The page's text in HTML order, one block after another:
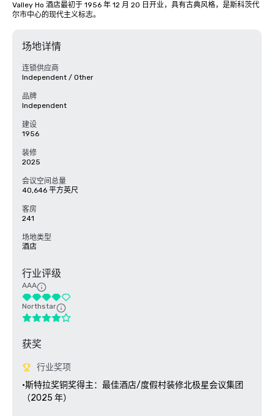
Valley Ho 酒店最初于 1956 年 12 月 20 日开业，具有古典风格，是斯科茨代
尔市中心的现代主义标志。
场地详情
连锁供应商
Independent / Other
品牌
Independent
建设
1956
装修
2025
会议空间总量
40,646 平方英尺
客房
241
场地类型
酒店
行业评级
AAA
Northstar
获奖
行业奖项
•斯特拉奖铜奖得主：最佳酒店/度假村装修北极星会议集团
（2025 年）